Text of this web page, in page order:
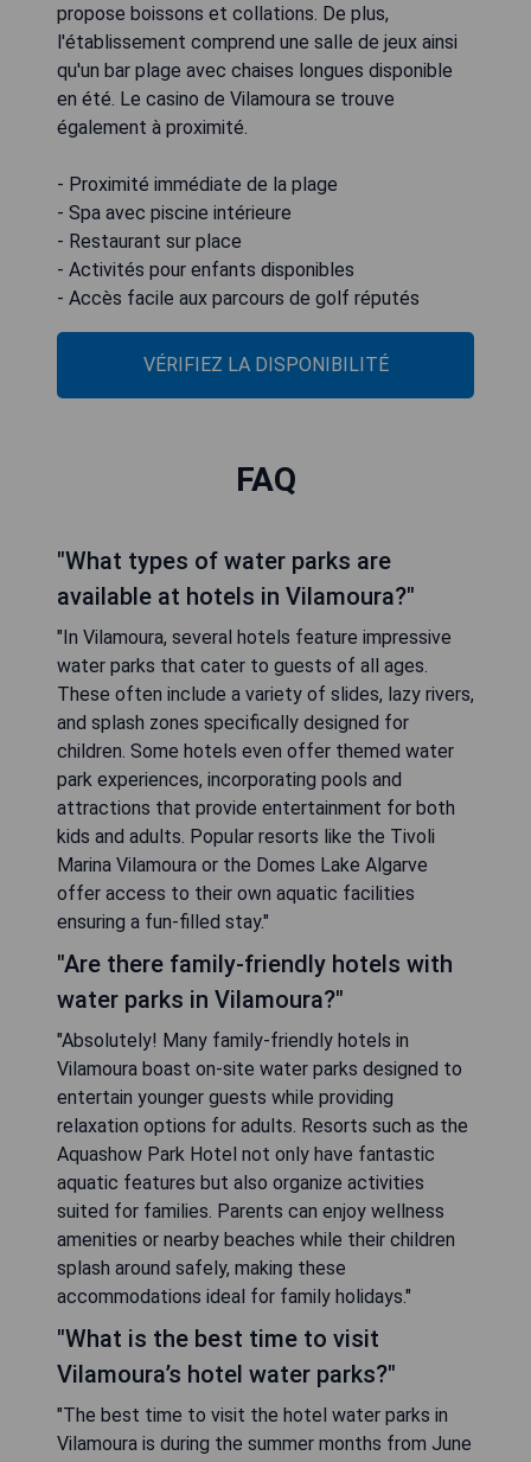
propose boissons et collations. De plus,
l'établissement comprend une salle de jeux ainsi
qu'un bar plage avec chaises longues disponible
en été. Le casino de Vilamoura se trouve
également à proximité.
- Proximité immédiate de la plage
- Spa avec piscine intérieure
- Restaurant sur place
- Activités pour enfants disponibles
- Accès facile aux parcours de golf réputés
VÉRIFIEZ LA DISPONIBILITÉ
FAQ
"What types of water parks are
available at hotels in Vilamoura?"
"In Vilamoura, several hotels feature impressive
water parks that cater to guests of all ages.
These often include a variety of slides, lazy rivers,
and splash zones specifically designed for
children. Some hotels even offer themed water
park experiences, incorporating pools and
attractions that provide entertainment for both
kids and adults. Popular resorts like the Tivoli
Marina Vilamoura or the Domes Lake Algarve
offer access to their own aquatic facilities
ensuring a fun-filled stay."
"Are there family-friendly hotels with
water parks in Vilamoura?"
"Absolutely! Many family-friendly hotels in
Vilamoura boast on-site water parks designed to
entertain younger guests while providing
relaxation options for adults. Resorts such as the
Aquashow Park Hotel not only have fantastic
aquatic features but also organize activities
suited for families. Parents can enjoy wellness
amenities or nearby beaches while their children
splash around safely, making these
accommodations ideal for family holidays."
"What is the best time to visit
Vilamoura’s hotel water parks?"
"The best time to visit the hotel water parks in
Vilamoura is during the summer months from June